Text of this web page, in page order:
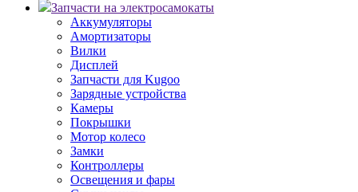
Запчасти на электросамокаты
Аккумуляторы
Амортизаторы
Вилки
Дисплей
Запчасти для Kugoo
Зарядные устройства
Камеры
Покрышки
Мотор колесо
Замки
Контроллеры
Освещения и фары